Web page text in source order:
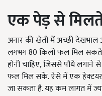
एक पेड़ से
अनार की खेती में अच्छी
लगभग 80 किलो फल मिल सकते
होनी चाहिए, जिससे पौधे
फल मिल सकें. ऐसे में एक हेक्टयर
जा सकता है. यह कम लागत में